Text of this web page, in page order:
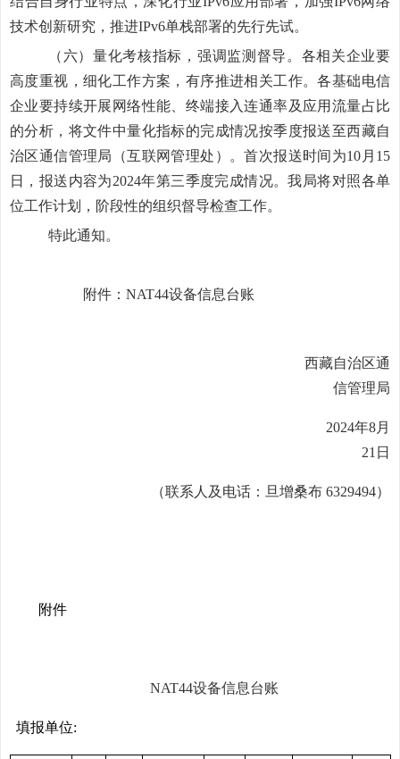
技术创新研究，推进IPv6单栈部署的先行先试。
（六）量化考核指标，强调监测督导。 各相关企业要
高度重视，细化工作方案，有序推进相关工作。各基础电信
企业要持续开展网络性能、终端接入连通率及应用流量占比
的分析，将文件中量化指标的完成情况按季度报送至西藏自
治区通信管理局（互联网管理处）。首次报送时间为10月15
日，报送内容为2024年第三季度完成情况。我局将对照各单
位工作计划，阶段性的组织督导检查工作。
特此通知。
附件：NAT44设备信息台账
西藏自治区通
信管理局
2024年8月
21日
（联系人及电话：旦增桑布 6329494）
附件
NAT44设备信息台账
填报单位: